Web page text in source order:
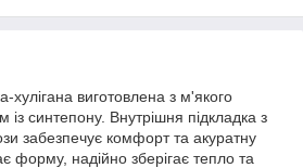
хулігана виготовлена з м'якого
із синтепону. Внутрішня підкладка з
забезпечує комфорт та акуратну
форму, надійно зберігає тепло та